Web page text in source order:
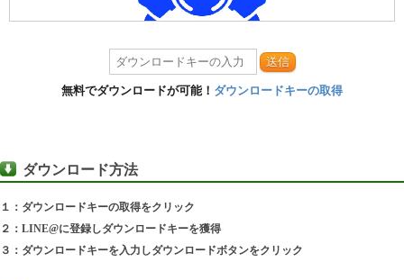
送信
無料でダウンロードが可能！ ダウンロードキーの取得
ダウンロード方法
１：ダウンロードキーの取得をクリック
２：LINE@に登録しダウンロードキーを獲得
３：ダウンロードキーを入力しダウンロードボタンをクリック